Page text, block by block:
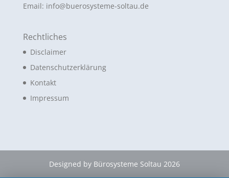
Email: info@buerosysteme-soltau.de
Rechtliches
Disclaimer
Datenschutzerklärung
Kontakt
Impressum
Designed by Bürosysteme Soltau 2026